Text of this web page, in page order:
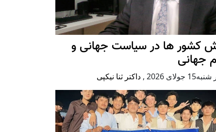
کشور ها در سیاست جهانی و
جهانی
جولای 2026 , داکتر ثنا نیکپی